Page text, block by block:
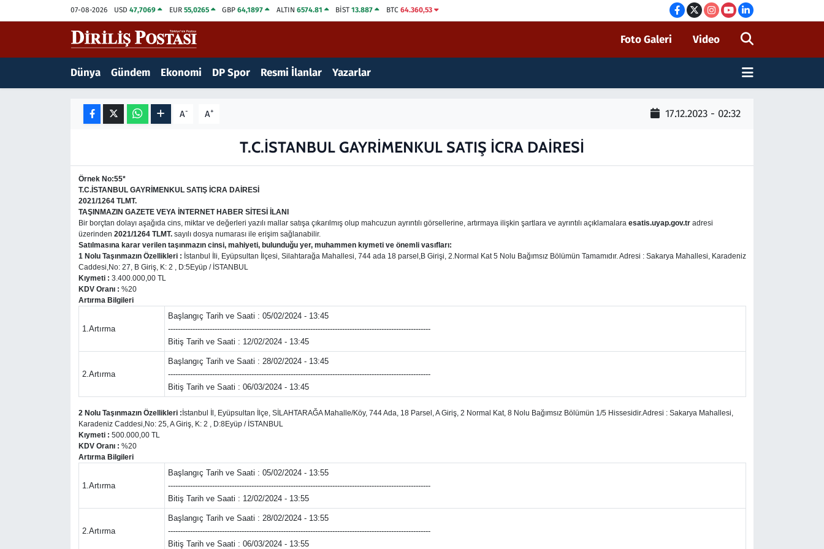
07-08-2026 USD47,7069 EUR 55,0265 GBP64,1897 ALTIN 6574.81 BİST13.887 BTC 64.360,53
Foto Galeri Video
Dünya Gündem Ekonomi DP Spor Resmi İlanlar Yazarlar
A- A+ 17.12.2023 - 02:32
T.C.İSTANBUL GAYRİMENKUL SATIŞ İCRA DAİRESİ
Örnek No:55*
T.C.İSTANBUL GAYRİMENKUL SATIŞ İCRA DAİRESİ
2021/1264 TLMT.
TAŞINMAZIN GAZETE VEYA İNTERNET HABER SİTESİ İLANI
Bir borçtan dolayı aşağıda cins, miktar ve değerleri yazılı mallar satışa çıkarılmış olup mahcuzun ayrıntılı görsellerine, artırmaya ilişkin şartlara ve ayrıntılı açıklamalara esatis.uyap.gov.tradresi
üzerinden 2021/1264 TLMT.sayılı dosya numarası ile erişim sağlanabilir.
Satılmasına karar verilen taşınmazın cinsi, mahiyeti, bulunduğu yer, muhammen kıymeti ve önemli vasıfları:
1 Nolu Taşınmazın Özellikleri : İstanbul İli, Eyüpsultan İlçesi, Silahtarağa Mahallesi, 744 ada 18 parsel,B Girişi, 2.Normal Kat 5 Nolu Bağımsız Bölümün Tamamıdır. Adresi : Sakarya Mahallesi, Karadeniz
Caddesi,No: 27, B Giriş, K: 2 , D:5Eyüp / İSTANBUL
Kıymeti : 3.400.000,00 TL
KDV Oranı : %20
Artırma Bilgileri
1.Artırma
Başlangıç Tarih ve Saati : 05/02/2024 - 13:45
-----------------------------------------------------------------------------------------------------------
Bitiş Tarih ve Saati : 12/02/2024 - 13:45
2.Artırma
Başlangıç Tarih ve Saati : 28/02/2024 - 13:45
-----------------------------------------------------------------------------------------------------------
Bitiş Tarih ve Saati : 06/03/2024 - 13:45
2 Nolu Taşınmazın Özellikleri : İstanbul İl, Eyüpsultan İlçe, SİLAHTARAĞA Mahalle/Köy, 744 Ada, 18 Parsel, A Giriş, 2 Normal Kat, 8 Nolu Bağımsız Bölümün 1/5 Hissesidir.Adresi : Sakarya Mahallesi,
Karadeniz Caddesi,No: 25, A Giriş, K: 2 , D:8Eyüp / İSTANBUL
Kıymeti : 500.000,00 TL
KDV Oranı : %20
Artırma Bilgileri
1.Artırma
Başlangıç Tarih ve Saati : 05/02/2024 - 13:55
-----------------------------------------------------------------------------------------------------------
Bitiş Tarih ve Saati : 12/02/2024 - 13:55
2.Artırma
Başlangıç Tarih ve Saati : 28/02/2024 - 13:55
-----------------------------------------------------------------------------------------------------------
Bitiş Tarih ve Saati : 06/03/2024 - 13:55
15 Temmuz Destanı
Analiz-Yorum
Elif Kuşağı
Lezzet Durağı
Memur ve Kamu
Nöbetçi Eczaneler
Hava Durumu
Trafik Durumu
Son Dakika Haberleri
Haber Arşivi